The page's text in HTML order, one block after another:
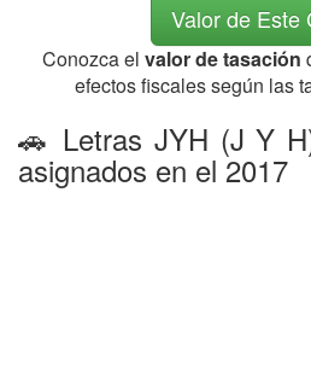
Valor de Este
Conozca el valor de tasación
efectos fiscales según las
🚗 Letras JYH (J Y
asignados en el 2017